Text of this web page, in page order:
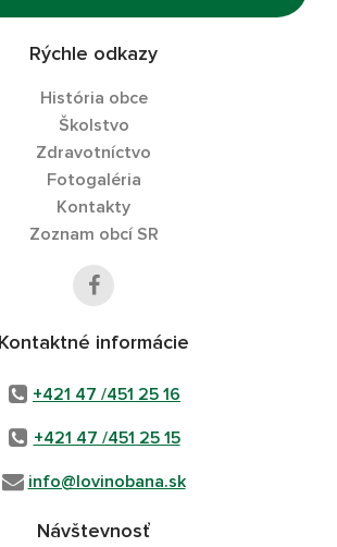
Rýchle odkazy
História obce
Školstvo
Zdravotníctvo
Fotogaléria
Kontakty
Zoznam obcí SR
Kontaktné informácie
+421 47 /451 25 16
+421 47 /451 25 15
info@lovinobana.sk
Návštevnosť